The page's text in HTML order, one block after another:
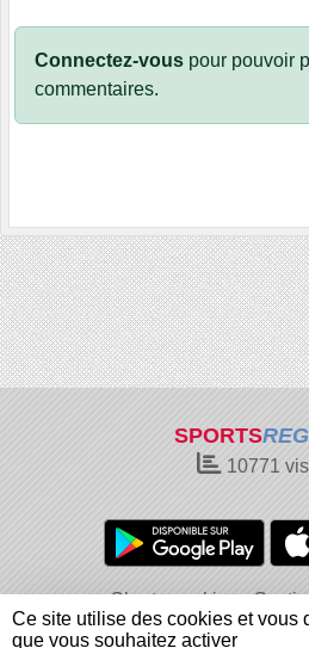
Connectez-vous pour pouvoir
commentaires.
SPORTS
10771
Charte cookies
Informations légales
Signaler
Ce site utilise des cookies et vous
que vous souhaitez activer